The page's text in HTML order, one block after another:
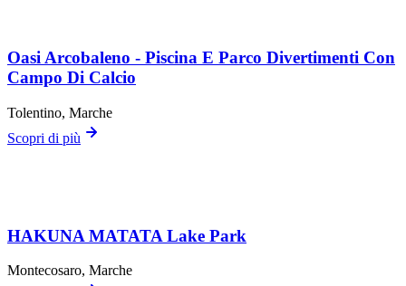
Oasi Arcobaleno - Piscina E Parco Divertimenti Con
Campo Di Calcio
Tolentino, Marche
Scopri di più
HAKUNA MATATA Lake Park
Montecosaro, Marche